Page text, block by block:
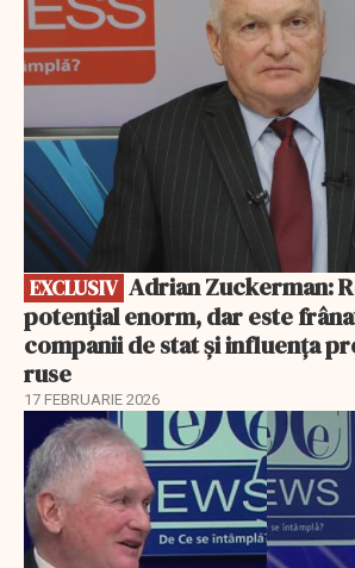
EXCLUSIV
potențial enorm, dar este
companii de stat și influența
ruse
17 FEBRUARIE 2026
EXCLUSIV